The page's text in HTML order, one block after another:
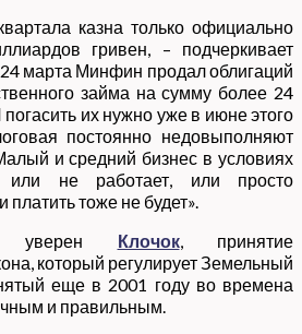
казна только официально
гривен, – подчеркивает
24 марта Минфин продал облигаций
займа на сумму более 24
их нужно уже в июне этого
постоянно недовыполняют
и средний бизнес в условиях
или не работает, или просто
платить тоже не будет».
уверен Клочок, принятие
который регулирует Земельный
еще в 2001 году во времена
и правильным.